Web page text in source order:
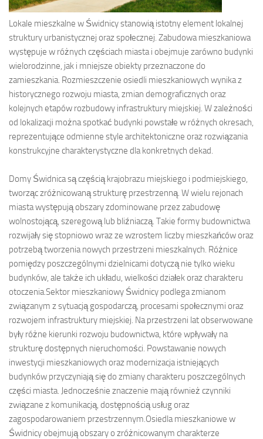
Lokale mieszkalne w Świdnicy stanowią istotny element lokalnej
struktury urbanistycznej oraz społecznej. Zabudowa mieszkaniowa
występuje w różnych częściach miasta i obejmuje zarówno budynki
wielorodzinne, jak i mniejsze obiekty przeznaczone do
zamieszkania. Rozmieszczenie osiedli mieszkaniowych wynika z
historycznego rozwoju miasta, zmian demograficznych oraz
kolejnych etapów rozbudowy infrastruktury miejskiej. W zależności
od lokalizacji można spotkać budynki powstałe w różnych okresach,
reprezentujące odmienne style architektoniczne oraz rozwiązania
konstrukcyjne charakterystyczne dla konkretnych dekad.
Domy Świdnica są częścią krajobrazu miejskiego i podmiejskiego,
tworząc zróżnicowaną strukturę przestrzenną. W wielu rejonach
miasta występują obszary zdominowane przez zabudowę
wolnostojącą, szeregową lub bliźniaczą. Takie formy budownictwa
rozwijały się stopniowo wraz ze wzrostem liczby mieszkańców oraz
potrzebą tworzenia nowych przestrzeni mieszkalnych. Różnice
pomiędzy poszczególnymi dzielnicami dotyczą nie tylko wieku
budynków, ale także ich układu, wielkości działek oraz charakteru
otoczenia.Sektor mieszkaniowy Świdnicy podlega zmianom
związanym z sytuacją gospodarczą, procesami społecznymi oraz
rozwojem infrastruktury miejskiej. Na przestrzeni lat obserwowane
były różne kierunki rozwoju budownictwa, które wpływały na
strukturę dostępnych nieruchomości. Powstawanie nowych
inwestycji mieszkaniowych oraz modernizacja istniejących
budynków przyczyniają się do zmiany charakteru poszczególnych
części miasta. Jednocześnie znaczenie mają również czynniki
związane z komunikacją, dostępnością usług oraz
zagospodarowaniem przestrzennym.Osiedla mieszkaniowe w
Świdnicy obejmują obszary o zróżnicowanym charakterze